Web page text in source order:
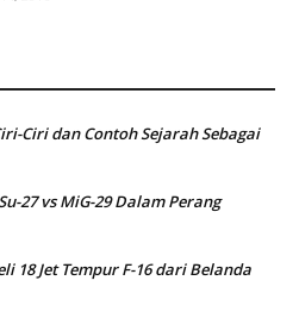
Ciri dan Contoh Sejarah Sebagai
27 vs MiG-29 Dalam Perang
18 Jet Tempur F-16 dari Belanda